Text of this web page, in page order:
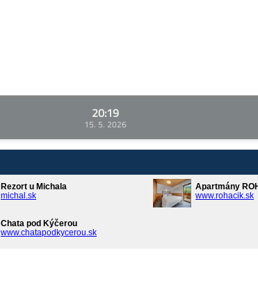
20:19
15. 5. 2026
Rezort u Michala
michal.sk
Apartmány
www.rohacik.sk
Chata pod Kýčerou
www.chatapodkycerou.sk